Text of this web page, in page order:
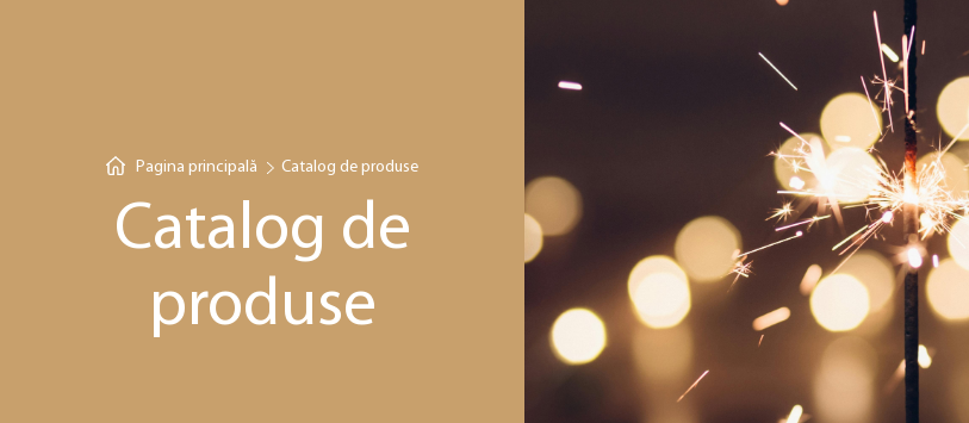
Pagina principală Catalog de produse
Catalog de
produse